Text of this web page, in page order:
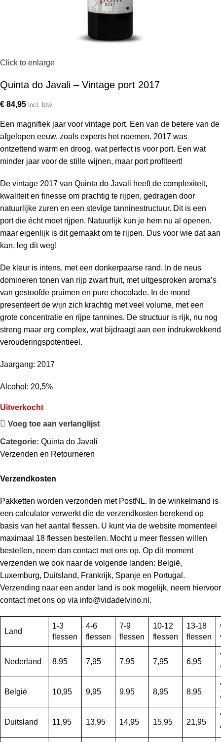
Click to enlarge
Quinta do Javali – Vintage port 2017
€ 84,95 incl. btw
Een magnifiek jaar voor vintage port. Een van de betere van de
afgelopen eeuw, zoals experts het noemen. 2017 was
ontzettend warm en droog, wat perfect is voor port. Een wat
minder jaar voor de stille wijnen, maar port profiteert!
De vintage 2017 van Quinta do Javali heeft de complexiteit,
kwaliteit en finesse om prachtig te rijpen, gedragen door
natuurlijke zuren en een stevige tanninestructuur. Dit is een
port die écht moet rijpen. Natuurlijk kun je hem nu al openen,
maar eigenlijk is dit gemaakt om te rijpen. Dus voor wie dat aan
kan, leg dit weg!
De kleur is intens, met een donkerpaarse rand. In de neus
domineren tonen van rijp zwart fruit, met uitgesproken aroma’s
van gestoofde pruimen en pure chocolade. In de mond
presenteert de wijn zich krachtig met veel volume, met een
grote concentratie en rijpe tannines. De structuur is rijk, nu nog
streng maar erg complex, wat bijdraagt aan een indrukwekkend
verouderingspotentieel.
Jaargang: 2017
Alcohol: 20,5%
Uitverkocht
Voeg toe aan verlanglijst
Categorie: Quinta do Javali
Verzenden en Retourneren
Verzendkosten
Pakketten worden verzonden met PostNL. In de winkelmand is
een calculator verwerkt die de verzendkosten berekend op
basis van het aantal flessen. U kunt via de website momenteel
maximaal 18 flessen bestellen. Mocht u meer flessen willen
bestellen, neem dan contact met ons op. Op dit moment
verzenden we ook naar de volgende landen: België,
Luxemburg, Duitsland, Frankrijk, Spanje en Portugal.
Verzending naar een ander land is ook mogelijk, neem hiervoor
contact met ons op via info@vidadelvino.nl.
Land
1-3
flessen
4-6
flessen
7-9
flessen
10-12
flessen
13-18
flessen
Nederland 8,95 7,95 7,95 7,95 6,95
België 10,95 9,95 9,95 8,95 8,95
Duitsland 11,95 13,95 14,95 15,95 21,95